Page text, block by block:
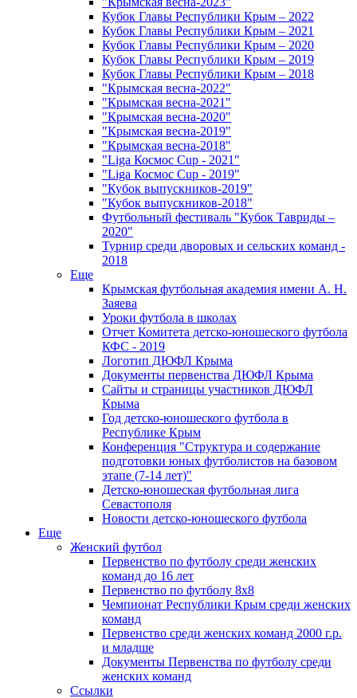
Кубок Главы Республики Крым – 2022
Кубок Главы Республики Крым – 2021
Кубок Главы Республики Крым – 2020
Кубок Главы Республики Крым – 2019
Кубок Главы Республики Крым – 2018
"Крымская весна-2022"
"Крымская весна-2021"
"Крымская весна-2020"
"Крымская весна-2019"
"Крымская весна-2018"
"Liga Космос Cup - 2021"
"Liga Космос Cup - 2019"
"Кубок выпускников-2019"
"Кубок выпускников-2018"
Футбольный фестиваль "Кубок Тавриды –
2020"
Турнир среди дворовых и сельских команд -
2018
Еще
Крымская футбольная академия имени А. Н.
Заяева
Уроки футбола в школах
Отчет Комитета детско-юношеского футбола
КФС - 2019
Логотип ДЮФЛ Крыма
Документы первенства ДЮФЛ Крыма
Сайты и страницы участников ДЮФЛ
Крыма
Год детско-юношеского футбола в
Республике Крым
Конференция "Структура и содержание
подготовки юных футболистов на базовом
этапе (7-14 лет)"
Детско-юношеская футбольная лига
Севастополя
Новости детско-юношеского футбола
Еще
Женский футбол
Первенство по футболу среди женских
команд до 16 лет
Первенство по футболу 8х8
Чемпионат Республики Крым среди женских
команд
Первенство среди женских команд 2000 г.р.
и младше
Документы Первенства по футболу среди
женских команд
Ссылки